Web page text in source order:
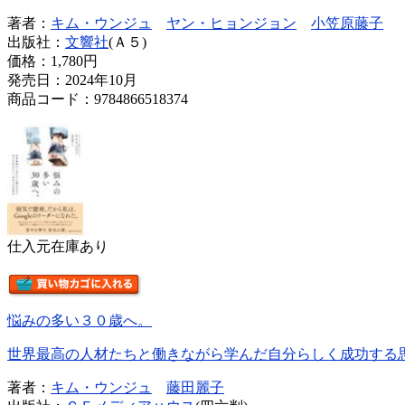
著者： キム・ウンジュ ヤン・ヒョンジョン
小笠原藤子
出版社： 文響社(Ａ５)
価格： 1,780円
発売日：2024年10月
商品コード：9784866518374
仕入元在庫あり
悩みの多い３０歳へ。
世界最高の人材たちと働きながら学んだ自分らしく成功する
著者： キム・ウンジュ
藤田麗子